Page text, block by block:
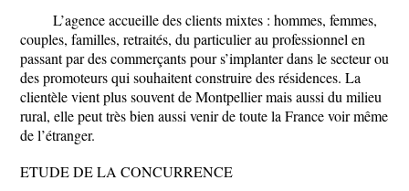
L’agence accueille des clients mixtes : hommes, femmes,
couples, familles, retraités, du particulier au professionnel en
passant par des commerçants pour s’implanter dans le secteur ou
des promoteurs qui souhaitent construire des résidences. La
clientèle vient plus souvent de Montpellier mais aussi du milieu
rural, elle peut très bien aussi venir de toute la France voir même
de l’étranger.
ETUDE DE LA CONCURRENCE